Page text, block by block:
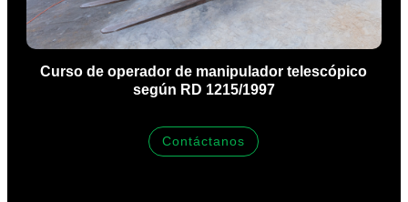
Curso de operador de manipulador telescópico
según RD 1215/1997
Contáctanos